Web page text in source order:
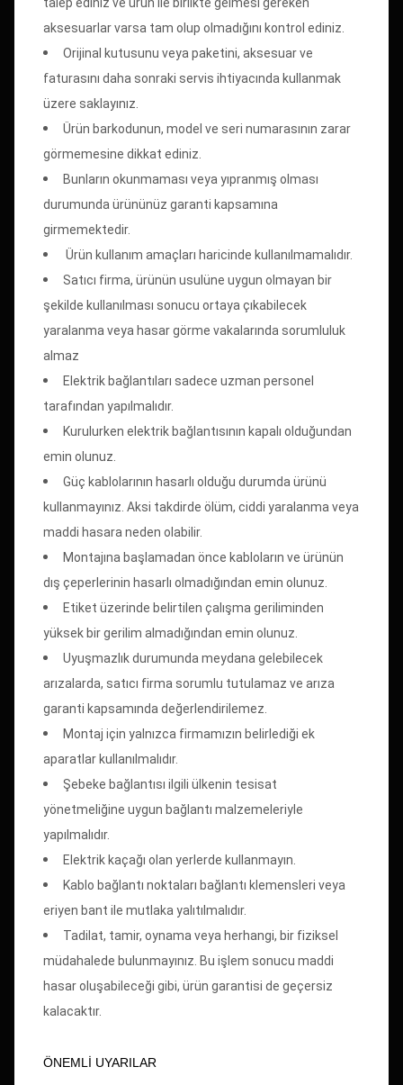
aksesuarlar varsa tam olup olmadığını kontrol ediniz.
Orijinal kutusunu veya paketini, aksesuar ve
faturasını daha sonraki servis ihtiyacında kullanmak
üzere saklayınız.
Ürün barkodunun, model ve seri numarasının zarar
görmemesine dikkat ediniz.
Bunların okunmaması veya yıpranmış olması
durumunda ürününüz garanti kapsamına
girmemektedir.
Ürün kullanım amaçları haricinde kullanılmamalıdır.
Satıcı firma, ürünün usulüne uygun olmayan bir
şekilde kullanılması sonucu ortaya çıkabilecek
yaralanma veya hasar görme vakalarında sorumluluk
almaz
Elektrik bağlantıları sadece uzman personel
tarafından yapılmalıdır.
Kurulurken elektrik bağlantısının kapalı olduğundan
emin olunuz.
Güç kablolarının hasarlı olduğu durumda ürünü
kullanmayınız. Aksi takdirde ölüm, ciddi yaralanma veya
maddi hasara neden olabilir.
Montajına başlamadan önce kabloların ve ürünün
dış çeperlerinin hasarlı olmadığından emin olunuz.
Etiket üzerinde belirtilen çalışma geriliminden
yüksek bir gerilim almadığından emin olunuz.
Uyuşmazlık durumunda meydana gelebilecek
arızalarda, satıcı firma sorumlu tutulamaz ve arıza
garanti kapsamında değerlendirilemez.
Montaj için yalnızca firmamızın belirlediği ek
aparatlar kullanılmalıdır.
Şebeke bağlantısı ilgili ülkenin tesisat
yönetmeliğine uygun bağlantı malzemeleriyle
yapılmalıdır.
Elektrik kaçağı olan yerlerde kullanmayın.
Kablo bağlantı noktaları bağlantı klemensleri veya
eriyen bant ile mutlaka yalıtılmalıdır.
Tadilat, tamir, oynama veya herhangi, bir fiziksel
müdahalede bulunmayınız. Bu işlem sonucu maddi
hasar oluşabileceği gibi, ürün garantisi de geçersiz
kalacaktır.
ÖNEMLİ UYARILAR